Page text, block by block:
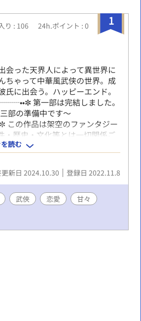
1
り : 106 24h.ポイント : 0
会った天界人によって異世界に
ちゃって中華風武侠の世界。成
に出会う。ハッピーエンド。
第一部は完結しました。
部の準備中です〜
の作品は架空のファンタジー
・歴史・文化等とは一切関係ご
読む
更新日 2024.10.30 登録日 2022.11.8
武俠 恋愛
甘々